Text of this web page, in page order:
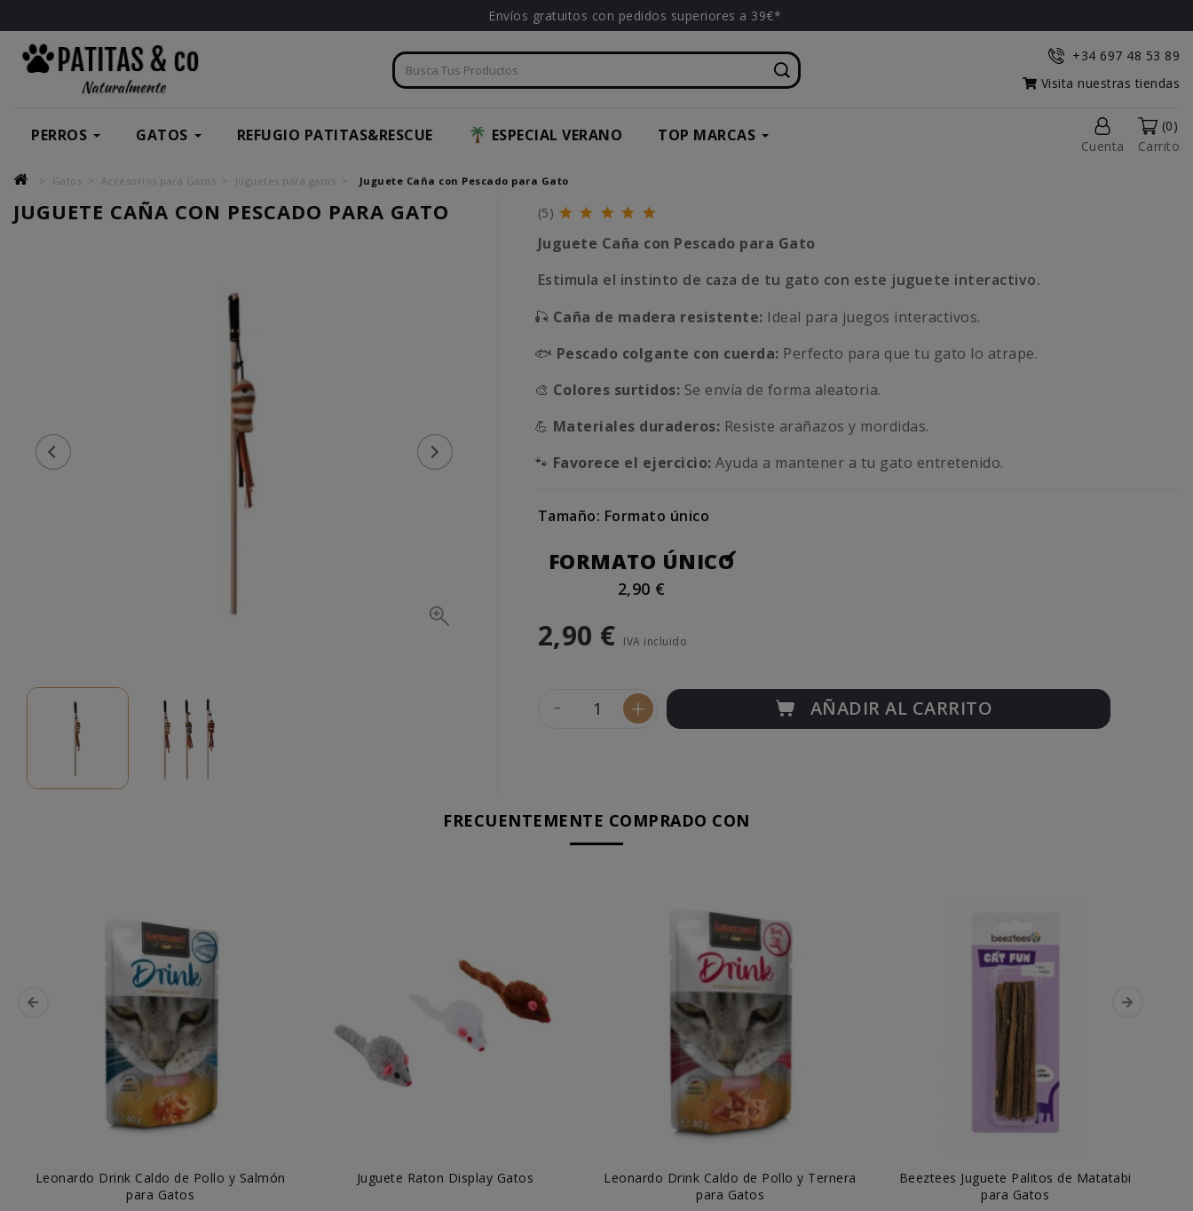
Envíos gratuitos con pedidos superiores a 39€*
+34 697 48 53 89
Visita nuestras tiendas
PERROS GATOS REFUGIO PATITAS&RESCUE ESPECIAL VERANO TOP MARCAS
Cuenta
(0)
Carrito
Gatos Accesorios para Gatos Juguetes para gatos Juguete Caña con Pescado para Gato
JUGUETE CAÑA CON PESCADO PARA GATO (5)
Juguete Caña con Pescado para Gato
Estimula el instinto de caza de tu gato con este juguete interactivo.
🎣 Caña de madera resistente: Ideal para juegos interactivos.
🐟 Pescado colgante con cuerda: Perfecto para que tu gato lo atrape.
🎨 Colores surtidos: Se envía de forma aleatoria.
💪 Materiales duraderos: Resiste arañazos y mordidas.
🐾 Favorece el ejercicio: Ayuda a mantener a tu gato entretenido.
Tamaño: Formato único
FORMATO ÚNICO
2,90 €
2,90 € IVA incluido
- + AÑADIR AL CARRITO
FRECUENTEMENTE COMPRADO CON
Leonardo Drink Caldo de Pollo y Salmón
para Gatos
Juguete Raton Display Gatos
Leonardo Drink Caldo de Pollo y Ternera
para Gatos
Beeztees Juguete Palitos de Matatabi
para Gatos